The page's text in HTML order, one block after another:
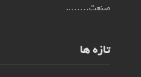
صنعت……..
تازه ها